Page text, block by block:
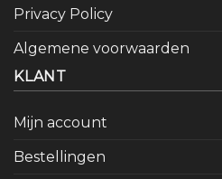
Privacy Policy
Algemene voorwaarden
KLANT
Mijn account
Bestellingen